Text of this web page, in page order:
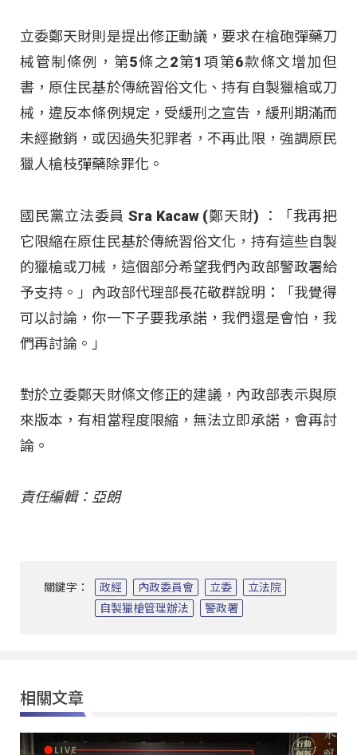
立委鄭天財則是提出修正動議，要求在槍砲彈藥刀
械管制條例，第5條之2第1項第6款條文增加但
書，原住民基於傳統習俗文化、持有自製獵槍或刀
械，違反本條例規定，受緩刑之宣告，緩刑期滿而
未經撤銷，或因過失犯罪者，不再此限，強調原民
獵人槍枝彈藥除罪化。
國民黨立法委員 Sra Kacaw (鄭天財) ：「我再把
它限縮在原住民基於傳統習俗文化，持有這些自製
的獵槍或刀械，這個部分希望我們內政部警政署給
予支持。」內政部代理部長花敬群說明：「我覺得
可以討論，你一下子要我承諾，我們還是會怕，我
們再討論。」
對於立委鄭天財條文修正的建議，內政部表示與原
來版本，有相當程度限縮，無法立即承諾，會再討
論。
責任編輯：亞朗
關鍵字： 政經 內政委員會 立委
立法院
自製獵槍管理辦法
警政署
相關文章